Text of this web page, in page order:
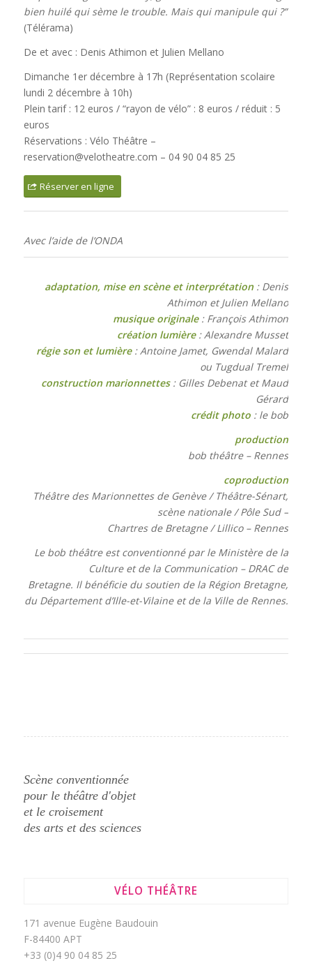
bien huilé qui sème le trouble. Mais qui manipule qui ?”
(Télérama)
De et avec : Denis Athimon et Julien Mellano
Dimanche 1er décembre à 17h (Représentation scolaire
lundi 2 décembre à 10h)
Plein tarif : 12 euros / “rayon de vélo” : 8 euros / réduit : 5
euros
Réservations : Vélo Théâtre –
reservation@velotheatre.com – 04 90 04 85 25
Réserver en ligne
Avec l’aide de l’ONDA
adaptation, mise en scène et interprétation : Denis
Athimon et Julien Mellano
musique originale: François Athimon
création lumière: Alexandre Musset
régie son et lumière: Antoine Jamet, Gwendal Malard
ou Tugdual Tremel
construction marionnettes: Gilles Debenat et Maud
Gérard
crédit photo : le bob
production
bob théâtre – Rennes
coproduction
Théâtre des Marionnettes de Genève / Théâtre-Sénart,
scène nationale / Pôle Sud –
Chartres de Bretagne / Lillico – Rennes
Le bob théâtre est conventionné par le Ministère de la
Culture et de la Communication – DRAC de
Bretagne. Il bénéficie du soutien de la Région Bretagne,
du Département d’Ille-et-Vilaine et de la Ville de Rennes.
Scène conventionnée
pour le théâtre d'objet
et le croisement
des arts et des sciences
VÉLO THÉÂTRE
171 avenue Eugène Baudouin
F-84400 APT
+33 (0)4 90 04 85 25